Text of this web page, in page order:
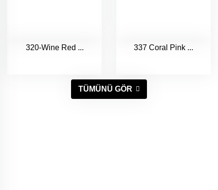
320-Wine Red ... 337 Coral Pink ...
TÜMÜNÜ GÖR